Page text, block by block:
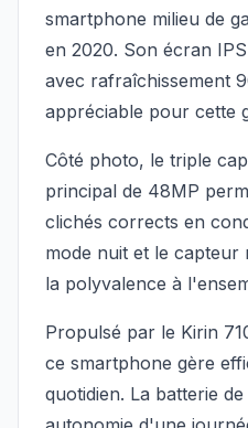
smartphone milieu de
en 2020. Son écran
avec rafraîchissement
appréciable pour cette
Côté photo, le triple
principal de 48MP
clichés corrects en
mode nuit et le capteur
la polyvalence à
Propulsé par le Kirin
ce smartphone gère
quotidien. La batterie